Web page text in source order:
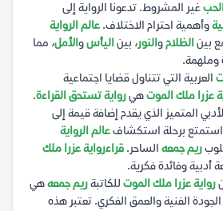
غير المشروط. تدعونا الرواية إلى
وأهمية احترام الاختلاف. عالم الرواية
بينالظلاموالنور، بيناليأسوالأمل، مما
وملهمة.
العربية التي تتناول قضايا اجتماعية
عزرا ملك الموتهيرواية تستحق القراءة.
المتميز الذي يقدم إضافة قيمة إلى
استمتع برحلة استكشافعالم الرواية
ريم جمعه الساحر. قراءرواية عزرا ملك
أدبية وفائدة فكرية.
رواية عزرا ملك الموت للكاتبةريم جمعههي
الفنية والعمق الفكري. تعتبر هذه